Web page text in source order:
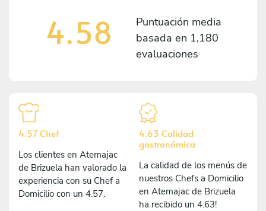
4.58
Puntuación media
basada en 1,180
evaluaciones
4.57 Chef
Los clientes en Atemajac
de Brizuela han valorado la
experiencia con su Chef a
Domicilio con un 4.57.
4.63 Calidad
gastronómica
La calidad de los menús de
nuestros Chefs a Domicilio
en Atemajac de Brizuela
ha recibido un 4.63!